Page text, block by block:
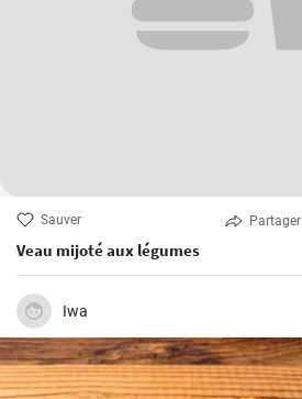
Sauver Partager
Veau mijoté aux légumes
Iwa